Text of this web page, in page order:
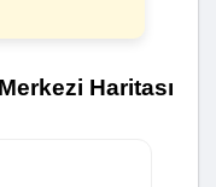
Haritası